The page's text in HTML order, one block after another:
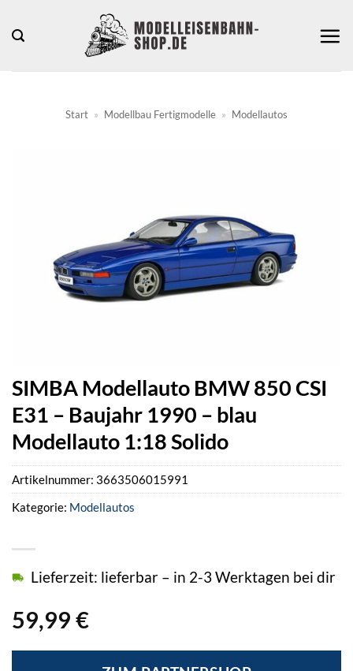
Inhalt
Start » Modellbau Fertigmodelle » Modellautos
SIMBA Modellauto BMW 850 CSI
E31 – Baujahr 1990 – blau
Modellauto 1:18 Solido
59,99 €
Lieferzeit: lieferbar – in 2-3 Werktagen bei dir
Artikelnummer: 3663506015991
Kategorie: Modellautos